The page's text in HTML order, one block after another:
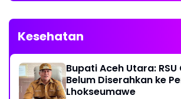
Kesehatan
Bupati Aceh Utara:
Belum Diserahkan ke
Lhokseumawe